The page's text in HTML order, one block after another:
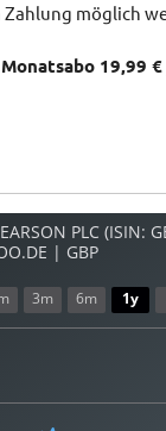
möglich
19,99
PLC
| GBP
3m 6m 1y